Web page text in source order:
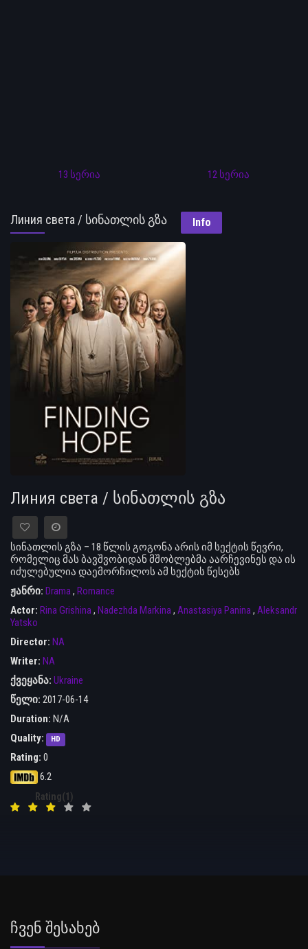
13 სერია 12 სერია
Линия света / სინათლის გზა Info
Линия света / სინათლის გზა
სინათლის გზა – 18 წლის გოგონა არის იმ სექტის წევრი,
რომელიც მას ბავშვობიდან მშობლებმა აარჩევინეს და ის
იძულებულია დაემორჩილოს ამ სექტის წესებს
ჟანრი: Drama, Romance
Actor: Rina Grishina, Nadezhda Markina, Anastasiya Panina, Aleksandr
Yatsko
Director: NA
Writer: NA
ქვეყანა: Ukraine
წელი: 2017-06-14
Duration: N/A
Quality:
HD
Rating: 0
6.2
Rating(1)
Ჩვენ Შესახებ